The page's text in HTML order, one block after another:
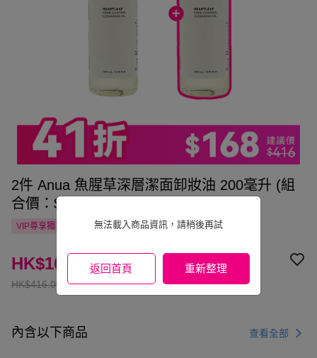
無法載入商品資訊，請稍後再試
返回首頁 重新整理
2件 Anua 魚腥草深層潔面卸妝油 200毫升 (組
合價：$168）
VIP尊享獨享 自提點滿HK$300.00免運費 國家/地區配送
HK$416.00
HK$168.00
內含以下商品 查看全部